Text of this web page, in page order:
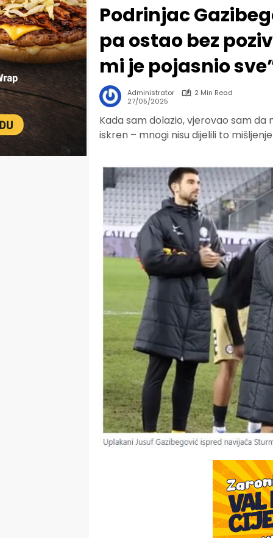
Podrinjac
pa ostao bez
mi je pojasnio
Administrator
2 Min Read
27/05/2025
Kada sam dolazio, vjerovao sam
iskren – mnogi nisu dijelili to mišljenje